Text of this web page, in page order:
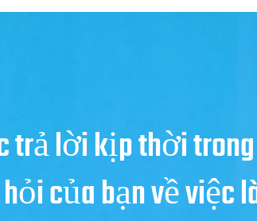
trả lời kịp thời trong
của bạn về việc